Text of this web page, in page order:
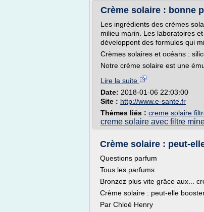
Crème solaire : bonne
Les ingrédients des crèmes
milieu marin. Les laboratoires
développent des formules qui
Crèmes solaires et océans :
Notre crème solaire est une
Lire la suite
Date: 2018-01-06 22:03:00
Site : http://www.e-sante.fr
Thèmes liés : creme solaire
creme solaire avec filtre
Crème solaire : peut-
Questions parfum
Tous les parfums
Bronzez plus vite grâce aux...
Crème solaire : peut-elle
Par Chloé Henry